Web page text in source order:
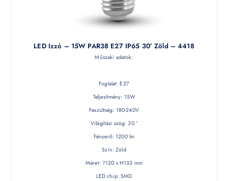
LED Izzó – 15W PAR38 E27 IP65 30° Zöld – 4418
Műszaki adatok:
Foglalat: E27
Teljesítmény: 15W
Feszültség: 180-240V
Világítási szög: 30 °
Fényerő: 1200 lm
Szín: Zöld
Méret: ?120 x H133 mm
LED chip: SMD